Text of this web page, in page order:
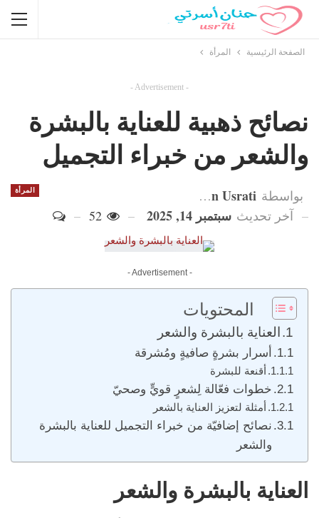
الصفحة الرئيسية المرأة
- Advertisement -
نصائح ذهبية للعناية بالبشرة
والشعر من خبراء التجميل
المرأة بواسطة Hanan Usrati
آخر تحديث سبتمبر 14, 2025
- Advertisement -
المحتويات
العناية بالبشرة والشعر
أسرار بشرةٍ صافيةٍ ومُشرقة
أقنعة للبشرة
خطوات فعّالة لِشعرٍ قويٍّ وصحيّ
أمثلة لتعزيز العناية بالشعر
نصائح إضافيّة من خبراء التجميل للعناية بالبشرة
والشعر
العناية بالبشرة والشعر